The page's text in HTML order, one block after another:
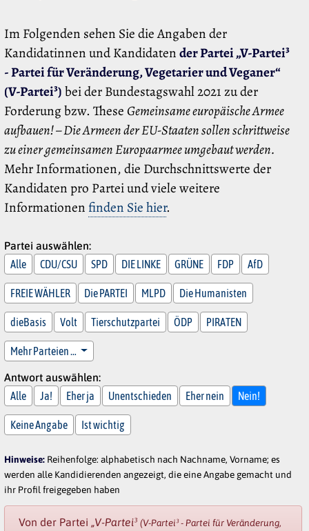
Im Folgenden sehen Sie die Angaben der
Kandidatinnen und Kandidatender Partei „V-Partei³
- Partei für Veränderung, Vegetarier und Veganer“
(V-Partei³)bei der Bundestagswahl 2021 zu der
Forderung bzw. TheseGemeinsame europäische Armee
aufbauen! – Die Armeen der EU-Staaten sollen schrittweise
zu einer gemeinsamen Europaarmee umgebaut werden.
Mehr Informationen, die Durchschnittswerte der
Kandidaten pro Partei und viele weitere
Informationen finden Sie hier.
Partei auswählen:
Alle
CDU/CSU SPD DIE LINKE GRÜNE FDP AfD
FREIE WÄHLER Die PARTEI MLPD Die Humanisten
dieBasis Volt Tierschutzpartei ÖDP PIRATEN
Mehr Parteien …
Antwort auswählen:
Alle
Ja! Eher ja Unentschieden Eher nein Nein!
Keine Angabe Ist wichtig
Hinweise: Reihenfolge: alphabetisch nach Nachname, Vorname; es
werden alle Kandidierenden angezeigt, die eine Angabe gemacht und
ihr Profil freigegeben haben
Von der Partei „V-Partei³ (V-Partei³ - Partei für Veränderung,